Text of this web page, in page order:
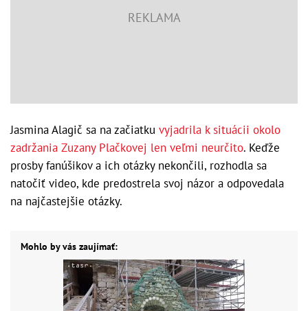
Jasmina Alagič sa na začiatku vyjadrila k situácii okolo
zadržania Zuzany Plačkovej len veľmi neurčito. Keďže
prosby fanúšikov a ich otázky nekončili, rozhodla sa
natočiť video, kde predostrela svoj názor a odpovedala
na najčastejšie otázky.
Mohlo by vás zaujímať: